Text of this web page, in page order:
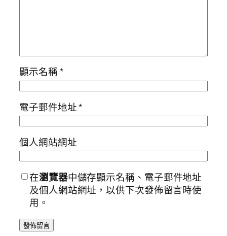
顯示名稱*
電子郵件地址*
個人網站網址
在瀏覽器中儲存顯示名稱、電子郵件地址
及個人網站網址，以供下次發佈留言時使
用。